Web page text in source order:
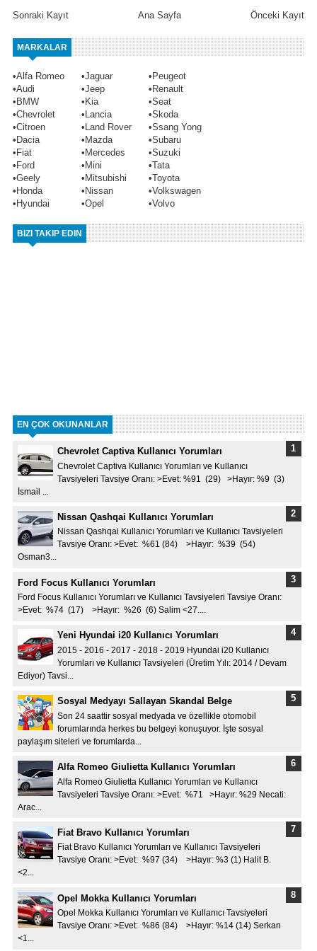
Sonraki Kayıt Önceki Kayıt
Ana Sayfa
MARKALAR
•Alfa Romeo •Jaguar • Peugeot
•Audi •Jeep • Renault
• BMW • Kia •Seat
•Chevrolet • Lancia •Skoda
•Citroen • Land Rover •Ssang Yong
• Dacia • Mazda •Subaru
• Fiat • Mercedes •Suzuki
• Ford • Mini •Tata
•Geely • Mitsubishi •Toyota
• Honda • Nissan •Volkswagen
• Hyundai •Opel •Volvo
BIZI TAKIP EDIN
EN ÇOK OKUNANLAR
Chevrolet Captiva Kullanıcı Yorumları
Chevrolet Captiva Kullanıcı Yorumları ve Kullanıcı
Tavsiyeleri Tavsiye Oranı: >Evet: %91 (29) >Hayır: %9 (3)
İsmail ...
Nissan Qashqai Kullanıcı Yorumları
Nissan Qashqai Kullanıcı Yorumları ve Kullanıcı Tavsiyeleri
Tavsiye Oranı: >Evet: %61 (84) >Hayır: %39 (54)
Osman3...
Ford Focus Kullanıcı Yorumları
Ford Focus Kullanıcı Yorumları ve Kullanıcı Tavsiyeleri Tavsiye Oranı:
>Evet: %74 (17) >Hayır: %26 (6) Salim <27....
Yeni Hyundai i20 Kullanıcı Yorumları
2015 - 2016 - 2017 - 2018 - 2019 Hyundai i20 Kullanıcı
Yorumları ve Kullanıcı Tavsiyeleri (Üretim Yılı: 2014 / Devam
Ediyor) Tavsi...
Sosyal Medyayı Sallayan Skandal Belge
Son 24 saattir sosyal medyada ve özellikle otomobil
forumlarında herkes bu belgeyi konuşuyor. İşte sosyal
paylaşım siteleri ve forumlarda...
Alfa Romeo Giulietta Kullanıcı Yorumları
Alfa Romeo Giulietta Kullanıcı Yorumları ve Kullanıcı
Tavsiyeleri Tavsiye Oranı: >Evet: %71 >Hayır: %29 Necati:
Arac...
Fiat Bravo Kullanıcı Yorumları
Fiat Bravo Kullanıcı Yorumları ve Kullanıcı Tavsiyeleri
Tavsiye Oranı: >Evet: %97 (34) >Hayır: %3 (1) Halit B.
<2...
Opel Mokka Kullanıcı Yorumları
Opel Mokka Kullanıcı Yorumları ve Kullanıcı Tavsiyeleri
Tavsiye Oranı: >Evet: %86 (84) >Hayır: %14 (14) Serkan
<1...